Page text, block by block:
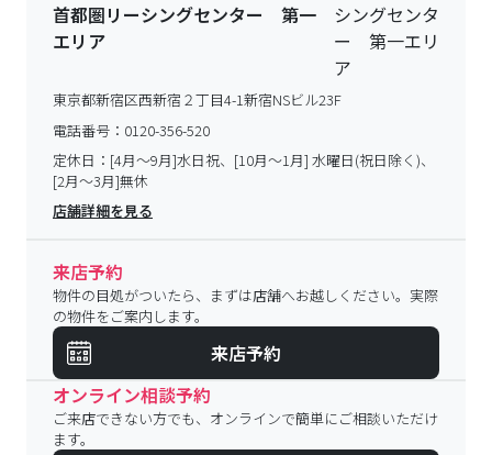
首都圏リーシングセンター 第一
エリア
東京都新宿区西新宿２丁目4-1新宿NSビル23F
電話番号： 0120-356-520
定休日： [4月～9月]水日祝、[10月～1月] 水曜日(祝日除く)、
[2月～3月]無休
店舗詳細を見る
来店予約
物件の目処がついたら、まずは店舗へお越しください。実際
の物件をご案内します。
来店予約
オンライン相談予約
ご来店できない方でも、オンラインで簡単にご相談いただけ
ます。